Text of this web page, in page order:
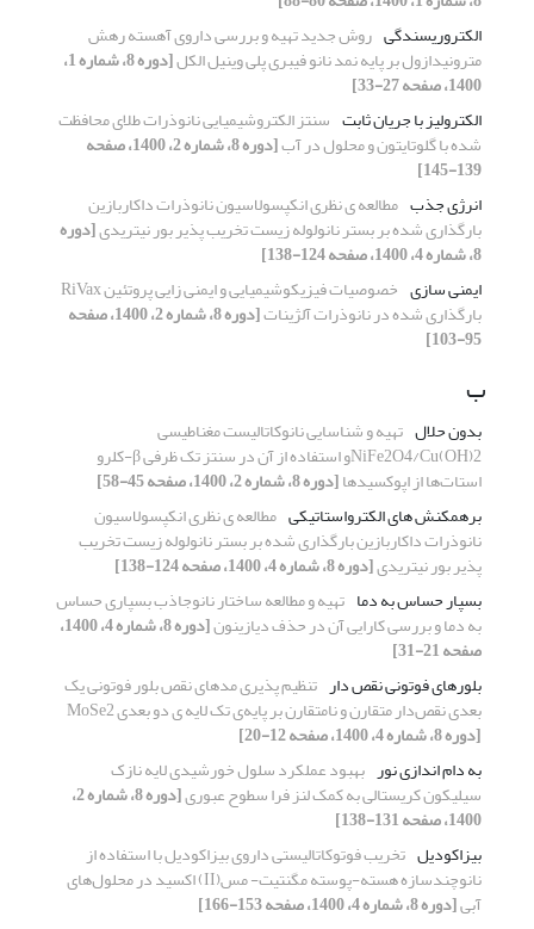
الکتروریسندگی روش جدید تهیه و بررسی داروی آهسته رهش
مترونیدازول بر پایه نمد نانو فیبری پلی وینیل الکل [دوره 8، شماره 1،
1400، صفحه 27-33]
الکترولیز با جریان ثابت سنتز الکتروشیمیایی نانوذرات طلای محافظت
شده با گلوتایتون و محلول در آب [دوره 8، شماره 2، 1400، صفحه
139-145]
انرژی جذب مطالعه ی نظری انکپسولاسیون نانوذرات داکاربازین
بارگذاری شده بر بستر نانولوله زیست تخریب پذیر بور نیتریدی[دوره
8، شماره 4، 1400، صفحه 124-138]
ایمنی سازی
خصوصیات فیزیکوشیمیایی و ایمنی زایی پروتئین RiVax
بارگذاری شده در نانوذرات آلژینات [دوره 8، شماره 2، 1400، صفحه
95-103]
ب
بدون حلال تهیه و شناسایی نانوکاتالیست مغناطیسی
NiFe2O4/Cu(OH)2و استفاده از آن در سنتز تک ظرفی β-کلرو
استات‌ها از اپوکسیدها[دوره 8، شماره 2، 1400، صفحه 45-58]
برهمکنش های الکترواستاتیکی مطالعه ی نظری انکپسولاسیون
نانوذرات داکاربازین بارگذاری شده بر بستر نانولوله زیست تخریب
پذیر بور نیتریدی[دوره 8، شماره 4، 1400، صفحه 124-138]
بسپار حساس به دما تهیه و مطالعه ساختار نانو‌جاذب بسپاری حساس
به دما و بررسی کارایی آن در حذف دیازینون [دوره 8، شماره 4، 1400،
صفحه 21-31]
بلورهای فوتونی نقص دار تنظیم پذیری مدهای نقص بلور فوتونی یک
بعدی نقص‌دار متقارن و نامتقارن بر پایه‌ی تک لایه ی دو بعدی MoSe2
[دوره 8، شماره 4، 1400، صفحه 12-20]
به دام اندازی نور بهبود عملکرد سلول خورشیدی لایه نازک
سیلیکون کریستالی به کمک لنز فرا سطوح عبوری [دوره 8، شماره 2،
1400، صفحه 131-138]
بیزاکودیل تخریب فوتوکاتالیستی داروی بیزاکودیل با استفاده از
نانوچندسازه هسته-پوسته مگنتیت- مس(II) اکسید در محلول‌های
آبی[دوره 8، شماره 4، 1400، صفحه 153-166]